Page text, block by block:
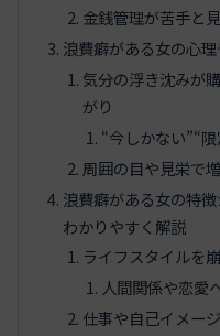
金銭管理が苦手と
浪費癖がある女の心
気分の浮き沈みが
がり
“今しかない”“
周囲の目や見栄で
浪費癖がある女の特
わかりやすく解説
ライフスタイルを
人間関係や恋愛
仕事や自己イメー